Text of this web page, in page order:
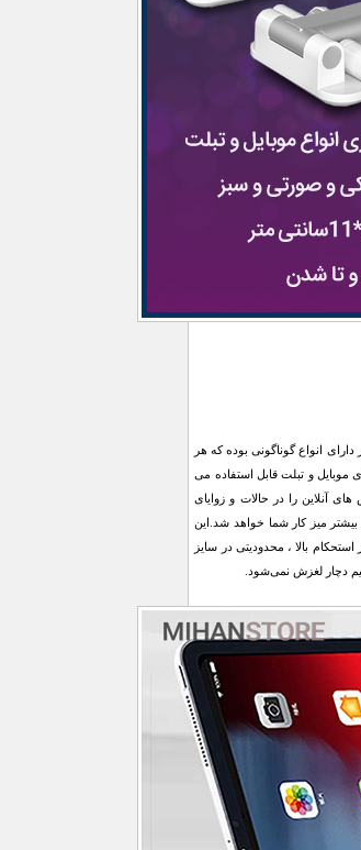
انواع گوناگونی بوده که هر
و تبلت قابل استفاده می
و کلاس های آنلاین را در حالات و زوایای
میز کار شما خواهد شد.این
بالا ، محدودیتی در سایز
دچار لغزش نمی‌شود.